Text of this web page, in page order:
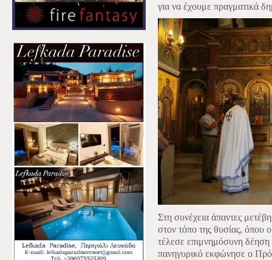
για να έχουμε πραγματικά
Στη συνέχεια άπαντες
στον τόπο της θυσίας, όπου
τέλεσε επιμνημόσυνη δέηση
πανηγυρικό εκφώνησε ο